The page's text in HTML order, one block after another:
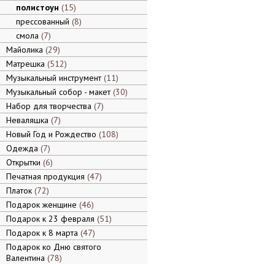
полистоун 15
прессованный 8
смола 7
Майолика 29
Матрешка 512
Музыкальный инструмент 11
Музыкальный собор - макет 30
Набор для творчества 7
Неваляшка 7
Новый Год и Рождество 108
Одежда 7
Открытки 6
Печатная продукция 47
Платок 72
Подарок женщине 46
Подарок к 23 февраля 51
Подарок к 8 марта 47
Подарок ко Дню святого
Валентина 78